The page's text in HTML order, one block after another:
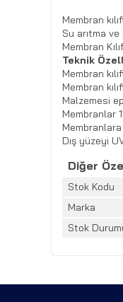
Membran
Su arıtma
Membran
Teknik
Membran
Membran
Malzemesi
Membranlar
Membranlara
Dış yüzeyi
Diğer
Stok Kodu
Marka
Stok